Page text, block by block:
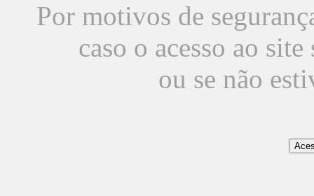
Por motivos de
caso o acesso ao
ou se não